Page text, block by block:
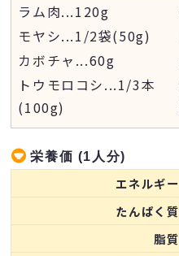
ラム肉...120g
モヤシ...1/2袋(50g)
カボチャ ...60g
トウモロコシ...1/3本
(100g)
栄養価 (1人分)
エネルギー
たんぱく質
脂質